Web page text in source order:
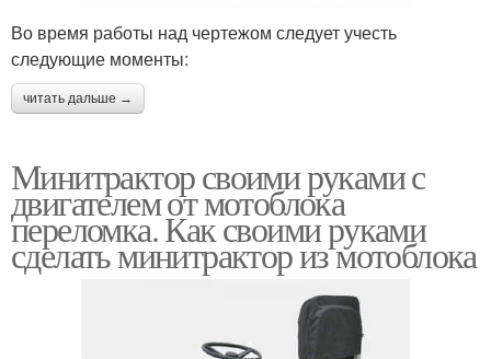
Во время работы над чертежом следует учесть
следующие моменты:
читать дальше →
Минитрактор своими руками с
двигателем от мотоблока
переломка. Как своими руками
сделать минитрактор из мотоблока